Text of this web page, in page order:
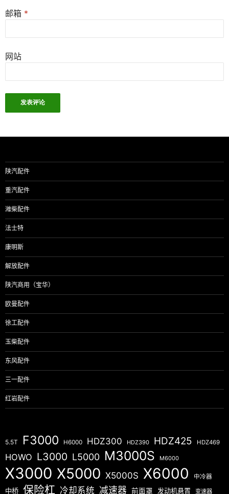
邮箱 *
网站
陕汽配件
重汽配件
潍柴配件
法士特
康明斯
解放配件
陕汽商用（宝华）
欧曼配件
徐工配件
玉柴配件
东风配件
三一配件
红岩配件
5.5T F3000 H6000 HDZ300 HDZ390 HDZ425 HDZ469
HOWO L3000 L5000 M3000S M6000
X3000 X5000 X5000S X6000 中冷器
中桥 保险杠 冷却系统 减速器 前面罩 发动机悬置 变速器